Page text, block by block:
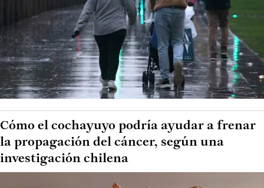
Cómo el cochayuyo podría ayudar a frenar
la propagación del cáncer, según una
investigación chilena